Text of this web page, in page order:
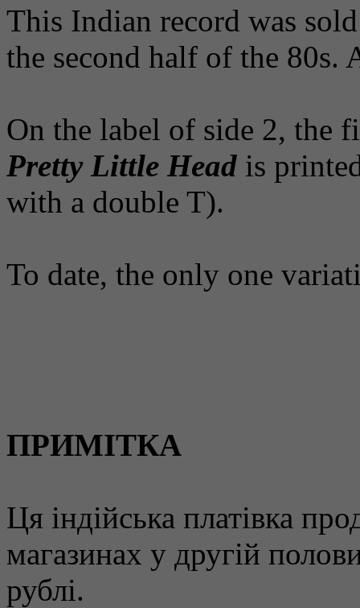
This Indian record was
the second half of the 80s.
On the label of side 2, the
Pretty Little Head is
with a double T).
To date, the only one
ПРИМІТКА
Ця індійська платівка
магазинах у другій
рублі.